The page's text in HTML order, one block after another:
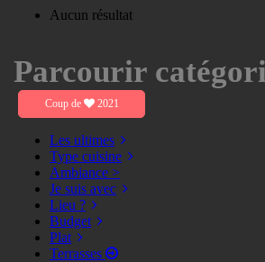
Aucun résultat
Parcourir
Coup de 2021
Les ultimes
Type cuisine
Ambiance >
Je suis avec
Lieu ?
Budget
Plat
Terrasses